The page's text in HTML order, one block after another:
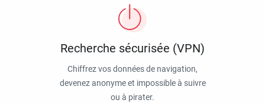
Recherche sécurisée (VPN)
Chiffrez vos données de navigation,
devenez anonyme et impossible à suivre
ou à pirater.